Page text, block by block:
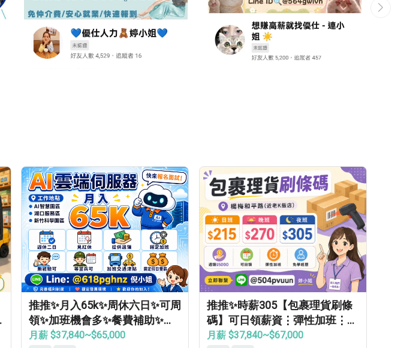
推推✨月入65k✨周休六日✨可周
領✨加班機會多✨餐費補助✨免
費機車位✨無經驗可
月薪 $37,840~$65,000
推推✨時薪305【包裹理貨刷條
碼】可日領薪資⋮彈性加班⋮免
健檢⋮免無塵⋮免學經驗⍢
月薪 $37,840~$67,000